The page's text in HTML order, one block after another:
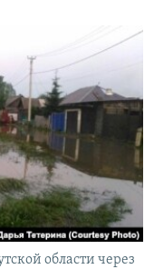
области через